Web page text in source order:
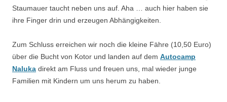
Staumauer taucht neben uns auf. Aha … auch hier haben sie
ihre Finger drin und erzeugen Abhängigkeiten.
Zum Schluss erreichen wir noch die kleine Fähre (10,50 Euro)
über die Bucht von Kotor und landen auf dem Autocamp
Naluka direkt am Fluss und freuen uns, mal wieder junge
Familien mit Kindern um uns herum zu haben.